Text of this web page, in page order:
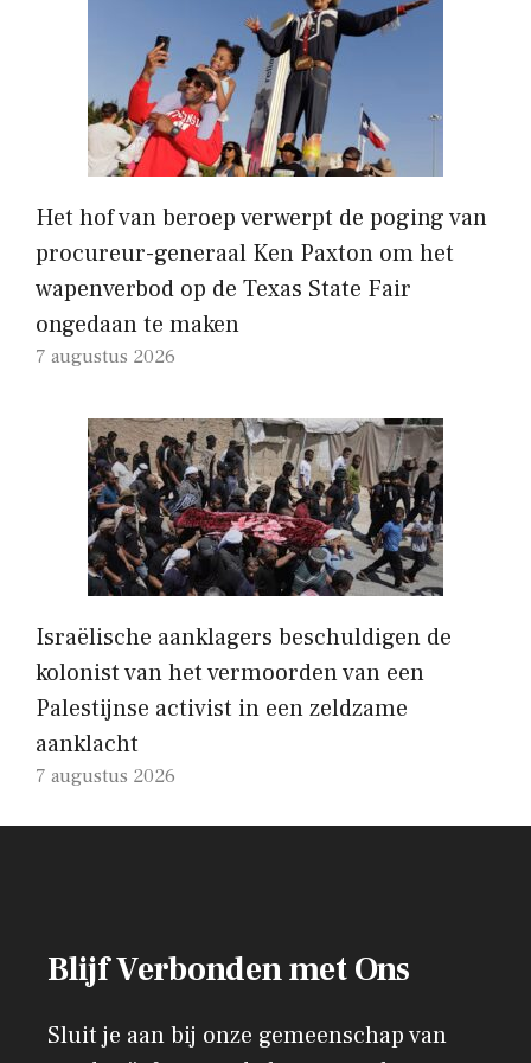
Het hof van beroep verwerpt de poging van
procureur-generaal Ken Paxton om het
wapenverbod op de Texas State Fair
ongedaan te maken
7 augustus 2026
Israëlische aanklagers beschuldigen de
kolonist van het vermoorden van een
Palestijnse activist in een zeldzame
aanklacht
7 augustus 2026
Blijf Verbonden met Ons
Sluit je aan bij onze gemeenschap van